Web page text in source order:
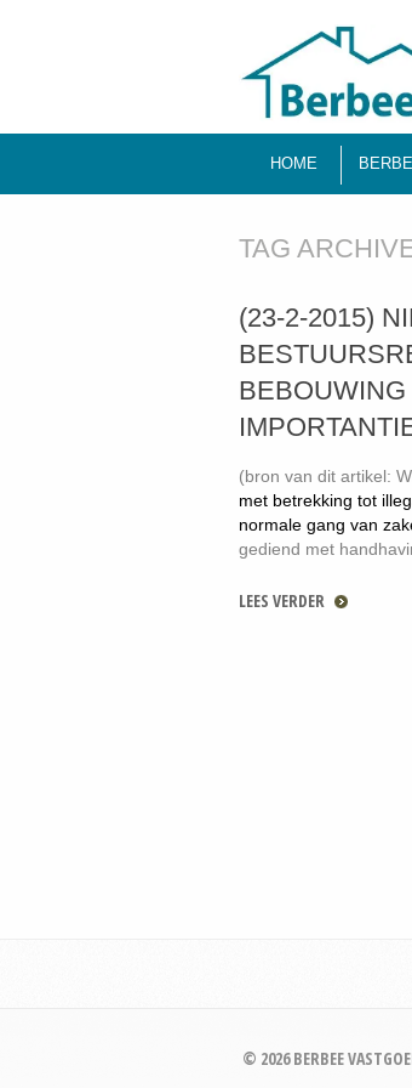
HOME
TAG
(23-2-2015)
(bron van dit artikel:
met betrekking tot
normale gang van
gediend met
LEES VERDER
© 2026 BERBEE